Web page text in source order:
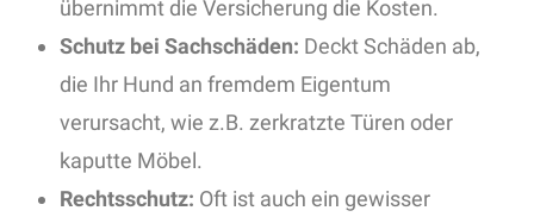
übernimmt die Versicherung die Kosten.
Schutz bei Sachschäden: Deckt Schäden ab,
die Ihr Hund an fremdem Eigentum
verursacht, wie z.B. zerkratzte Türen oder
kaputte Möbel.
Rechtsschutz: Oft ist auch ein gewisser